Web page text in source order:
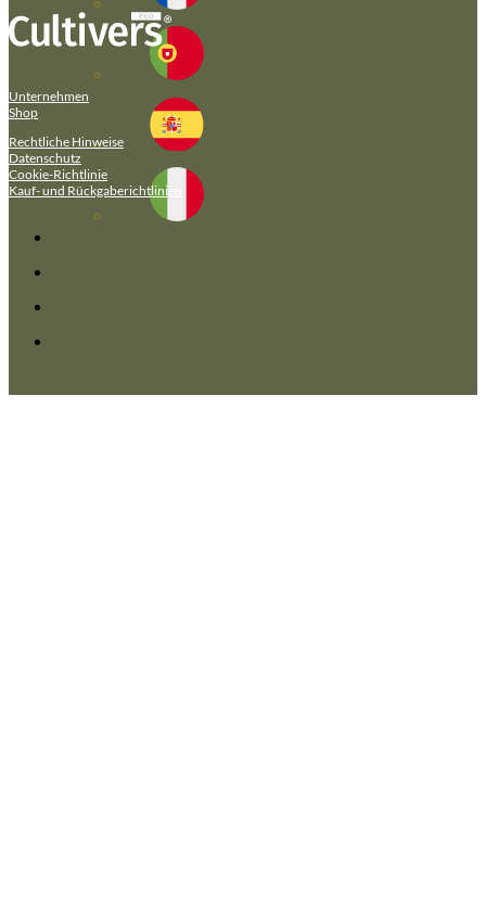
Unternehmen
Shop
Rechtliche Hinweise
Datenschutz
Cookie-Richtlinie
Kauf- und Rückgaberichtlinien